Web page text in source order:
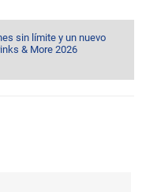
sin límite y un nuevo
& More 2026